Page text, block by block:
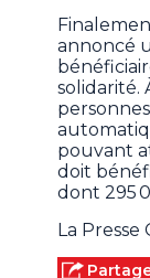
annoncé
solidarité.
pouvant
doit
dont 295
La Presse